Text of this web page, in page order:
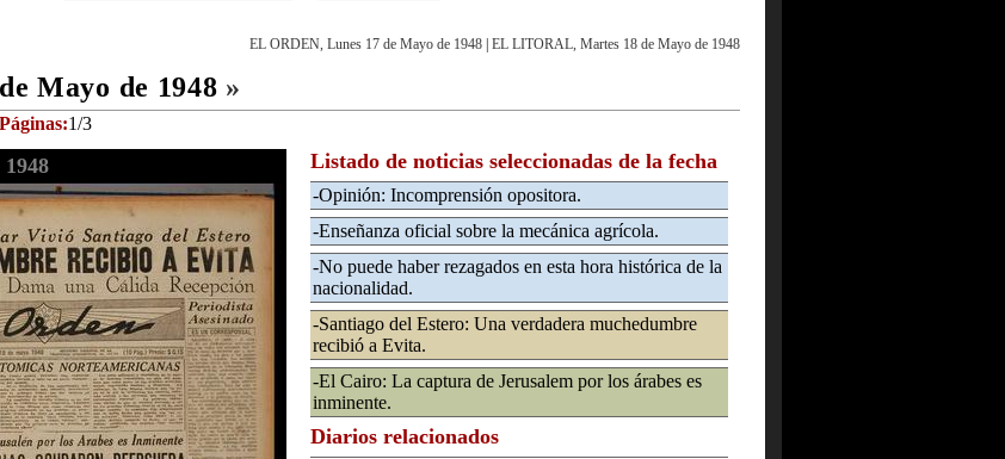
EL ORDEN, Lunes 17 de Mayo de 1948 EL LITORAL, Martes 18 de Mayo de 1948
Mayo de 1948 »
1/3
Listado de noticias seleccionadas de la fecha
-Opinión: Incomprensión opositora.
-Enseñanza oficial sobre la mecánica agrícola.
-No puede haber rezagados en esta hora histórica de la
nacionalidad.
-Santiago del Estero: Una verdadera muchedumbre
recibió a Evita.
-El Cairo: La captura de Jerusalem por los árabes es
inminente.
Diarios relacionados